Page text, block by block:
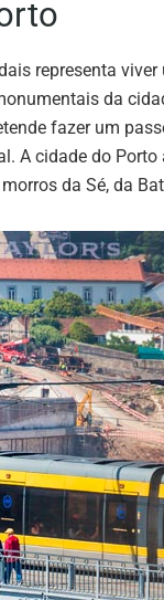
representa
da
fazer um
A cidade do
da Sé, da